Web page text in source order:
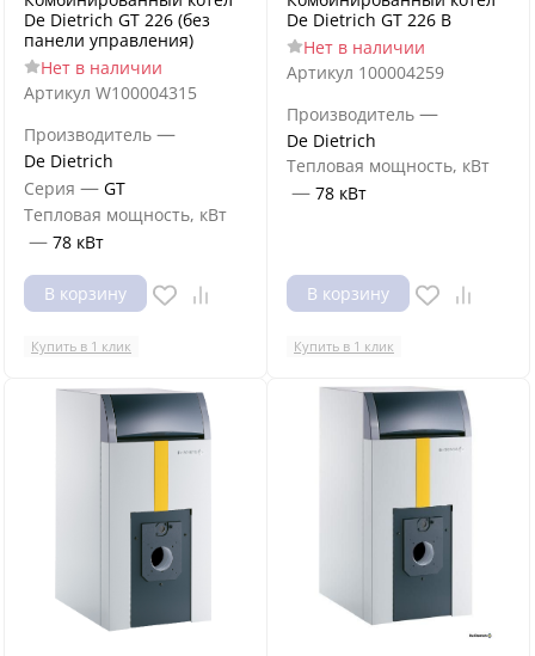
De Dietrich GT 226 (без
панели управления)
Нет в наличии
Артикул W100004315
Производитель —
De Dietrich
Серия — GT
Тепловая мощность, кВт
— 78 кВт
В корзину
Купить в 1 клик
De Dietrich GT 226 B
Нет в наличии
Артикул 100004259
Производитель —
De Dietrich
Тепловая мощность, кВт
— 78 кВт
В корзину
Купить в 1 клик